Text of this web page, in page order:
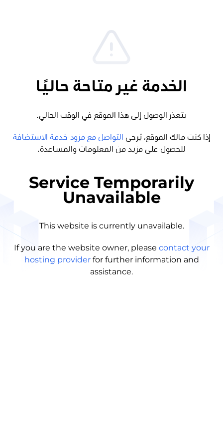
الخدمة غير متاحة حاليًا
يتعذر الوصول إلى هذا الموقع في الوقت الحالي.
إذا كنت مالك الموقع، يُرجى
التواصل مع مزود خدمة الاستضافة
للحصول على مزيد من المعلومات والمساعدة.
Service Temporarily
Unavailable
This website is currently unavailable.
If you are the website owner, please contact your
hosting provider for further information and
assistance.